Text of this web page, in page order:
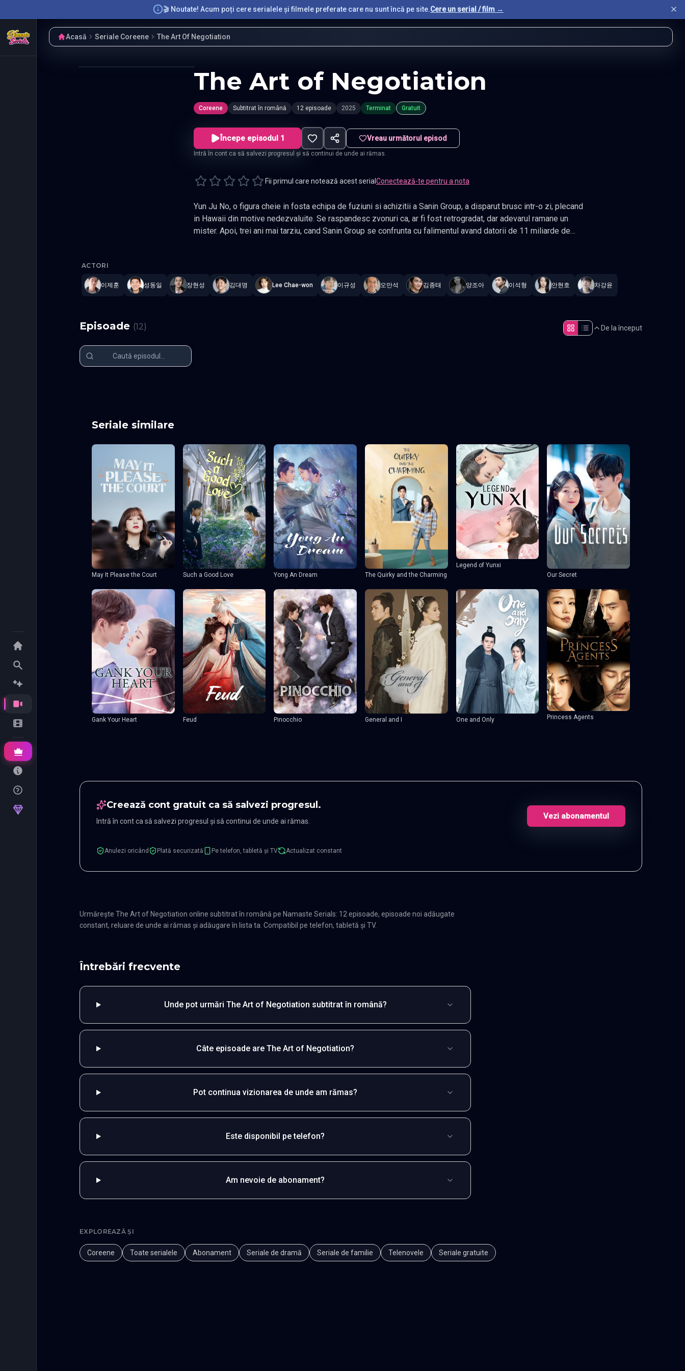
🎬 Noutate! Acum poți cere serialele și filmele preferate care nu sunt încă pe site.Cere un serial / film →
Acasă Seriale Coreene The Art Of Negotiation
The Art of Negotiation
Coreene Subtitrat în română 12 episoade 2025 Terminat Gratuit
Începe episodul 1 Vreau următorul episod
Intră în cont ca să salvezi progresul și să continui de unde ai rămas.
Fii primul care notează acest serial Conectează-te pentru a nota
Yun Ju No, o figura cheie in fosta echipa de fuziuni si achizitii a Sanin Group, a disparut brusc intr-o zi, plecand
in Hawaii din motive nedezvaluite. Se raspandesc zvonuri ca, ar fi fost retrogradat, dar adevarul ramane un
mister. Apoi, trei ani mai tarziu, cand Sanin Group se confrunta cu falimentul avand datorii de 11 miliarde de
a tranzactiilor cu mize mari. Cu echipa sa, Ju No face un ultim pariu. Poate el sa asigure cele 11 miliarde de
dolari necesare pentru a salva compania sau chiar va fi doborat asa-numitul „zeu al negocierii”? Gen Drama,
ACTORI
이제훈 성동일 장현성 김대명 Lee Chae-won 이규성 오만석 김종태 양조아 이석형 안현호 차강윤
Episoade (12) De la început
Seriale similare
May It Please the Court Such a Good Love Yong An Dream The Quirky and the Charming
Legend of Yunxi
Our Secret
Gank Your Heart Feud Pinocchio General and I One and Only Princess Agents
Creează cont gratuit ca să salvezi progresul.
Intră în cont ca să salvezi progresul și să continui de unde ai rămas.
Vezi abonamentul
Anulezi oricând Plată securizată Pe telefon, tabletă și TV Actualizat constant
Urmărește The Art of Negotiation online subtitrat în română pe Namaste Serials: 12 episoade, episoade noi adăugate
constant, reluare de unde ai rămas și adăugare în lista ta. Compatibil pe telefon, tabletă și TV.
Întrebări frecvente
Unde pot urmări The Art of Negotiation subtitrat în română?
Câte episoade are The Art of Negotiation?
Pot continua vizionarea de unde am rămas?
Este disponibil pe telefon?
Am nevoie de abonament?
EXPLOREAZĂ ȘI
Coreene Toate serialele Abonament Seriale de dramă Seriale de familie Telenovele Seriale gratuite